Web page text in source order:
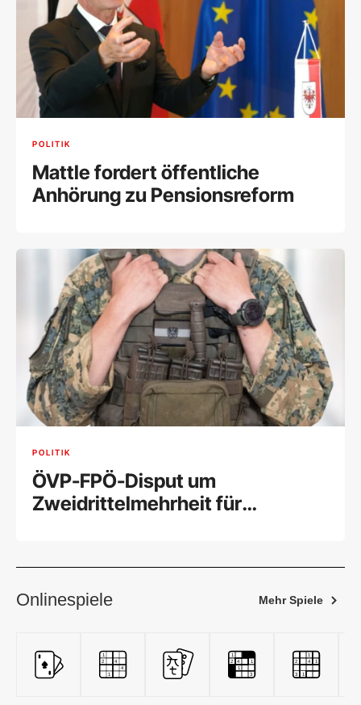
POLITIK
Mattle fordert öffentliche
Anhörung zu Pensionsreform
POLITIK
ÖVP-FPÖ-Disput um
Zweidrittelmehrheit für
Onlinespiele Mehr Spiele